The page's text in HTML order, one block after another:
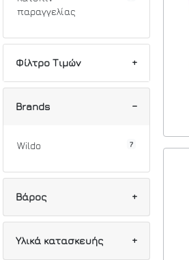
παραγγελίας
Φίλτρο Τιμών
Min
Brands
Wildo 7
Βάρος
150g
Υλικά κατασκευής